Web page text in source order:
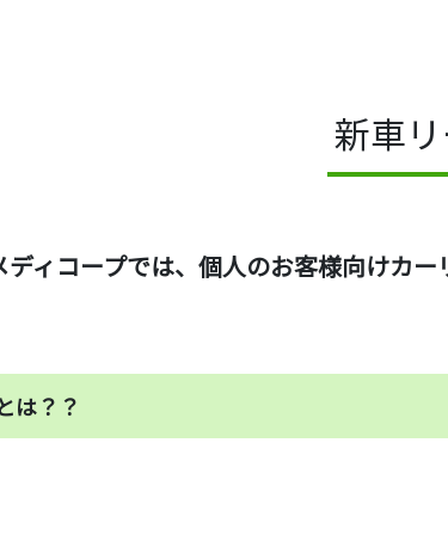
新車
ディコープでは、個人のお客様向けカー
は？？